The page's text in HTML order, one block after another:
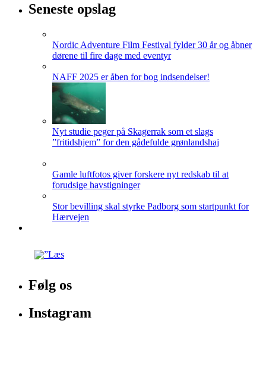
Seneste opslag
Nordic Adventure Film Festival fylder 30 år og åbner
dørene til fire dage med eventyr
NAFF 2025 er åben for bog indsendelser!
Nyt studie peger på Skagerrak som et slags
”fritidshjem” for den gådefulde grønlandshaj
Gamle luftfotos giver forskere nyt redskab til at
forudsige havstigninger
Stor bevilling skal styrke Padborg som startpunkt for
Hærvejen
Følg os
Instagram